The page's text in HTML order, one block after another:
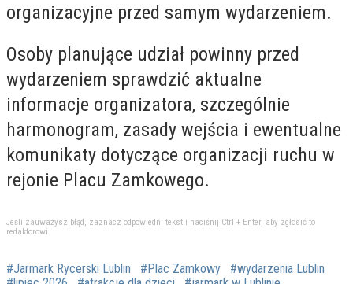
organizacyjne przed samym wydarzeniem.
Osoby planujące udział powinny przed
wydarzeniem sprawdzić aktualne
informacje organizatora, szczególnie
harmonogram, zasady wejścia i ewentualne
komunikaty dotyczące organizacji ruchu w
rejonie Placu Zamkowego.
Jeśli zauważysz błąd, zaznacz odpowiedni tekst i naciśnij Ctrl + Enter, aby zgłosić to
redaktorowi
#Jarmark Rycerski Lublin #Plac Zamkowy
#wydarzenia Lublin